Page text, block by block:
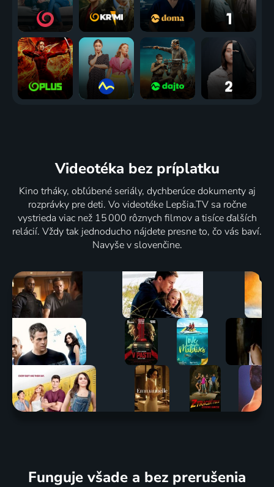
Videotéka bez príplatku
Kino trháky, obľúbené seriály, dychberúce dokumenty aj
rozprávky pre deti. Vo videotéke Lepšia.TV sa ročne
vystrieda viac než 15 000 rôznych filmov a tisíce ďalších
relácií. Vždy tak jednoducho nájdete presne to, čo vás baví.
Navyše v slovenčine.
Funguje všade a bez prerušenia